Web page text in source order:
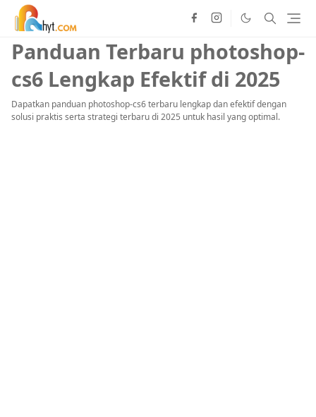
Panduan Terbaru photoshop-
cs6 Lengkap Efektif di 2025
Dapatkan panduan photoshop-cs6 terbaru lengkap dan efektif dengan
solusi praktis serta strategi terbaru di 2025 untuk hasil yang optimal.